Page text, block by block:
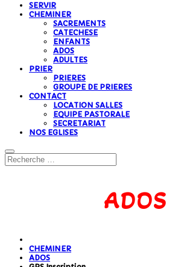
SERVIR
CHEMINER
SACREMENTS
CATECHESE
ENFANTS
ADOS
ADULTES
PRIER
PRIERES
GROUPE DE PRIERES
CONTACT
LOCATION SALLES
EQUIPE PASTORALE
SECRETARIAT
NOS EGLISES
ADOS
CHEMINER
ADOS